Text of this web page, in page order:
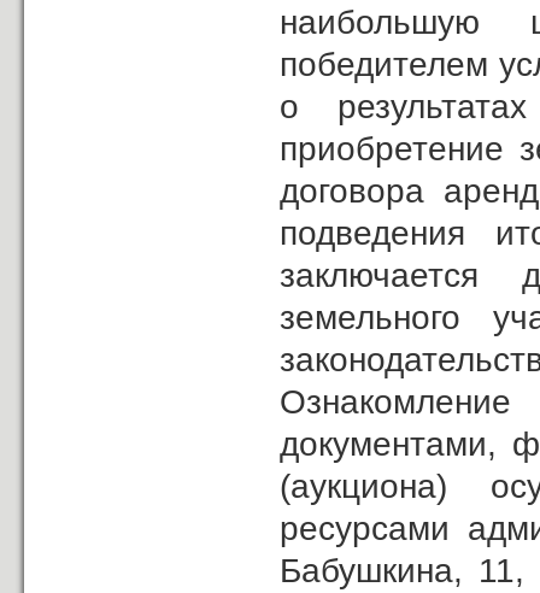
наибольшую
победителем
о
приобретение
договора
подведения
заключается
земельного
документами,
(аукциона)
ресурсами
Бабушкина,